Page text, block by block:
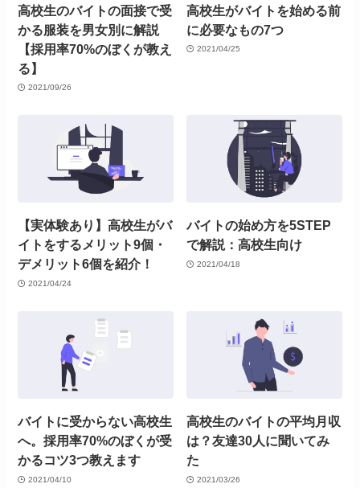
高校生のバイトの面接で受
かる服装を男女別に解説
【採用率70%のぼくが教え
る】
2021/09/26
高校生がバイトを始める前
に必要なもの7つ
2021/04/25
【実体験あり】高校生がバ
イトをするメリット9個・
デメリット6個を紹介！
2021/04/24
バイトの始め方を5STEP
で解説：高校生向け
2021/04/18
バイトに受からない高校生
へ。採用率70%のぼくが受
かるコツ3つ教えます
2021/04/10
高校生のバイトの平均月収
は？友達30人に聞いてみ
た
2021/03/26